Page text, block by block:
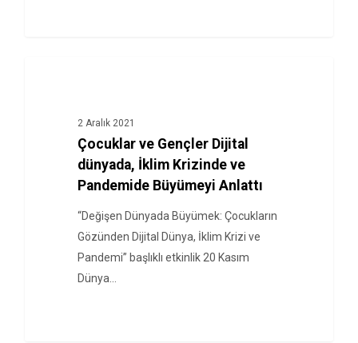
2 Aralık 2021
Çocuklar ve Gençler Dijital
dünyada, İklim Krizinde ve
Pandemide Büyümeyi Anlattı
“Değişen Dünyada Büyümek: Çocukların
Gözünden Dijital Dünya, İklim Krizi ve
Pandemi” başlıklı etkinlik 20 Kasım
Dünya…